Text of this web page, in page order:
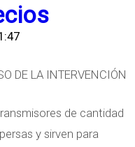
DE LA INTERVENCIÓN
de cantidad
y sirven para